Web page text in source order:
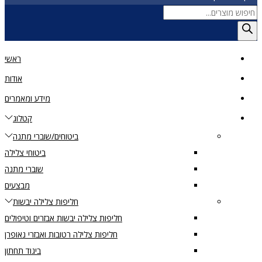
Products
search
ראשי
אודות
מידע ומאמרים
קטלוג
ביטוחים/שוברי מתנה
ביטוחי צלילה
שוברי מתנה
מבצעים
חליפות צלילה יבשות
חליפות צלילה יבשות אבזרים וטיפולים
חליפות צלילה רטובות ואבזרי נאופרן
ביגוד תחתון